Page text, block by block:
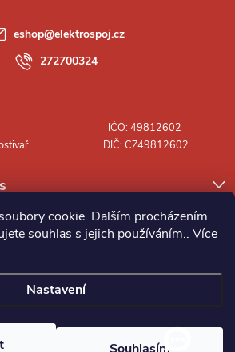
cookie. Dalším procházením
souhlas s jejich používáním.. Více
Nastavení
eshop@elektrospoj.cz
272700324
Elektrospoj s.r.o.. Všechna práva vyhrazena.